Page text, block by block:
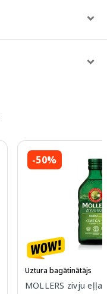
-50%
Uztura bagātinātājs
MOLLERS zivju eļļa